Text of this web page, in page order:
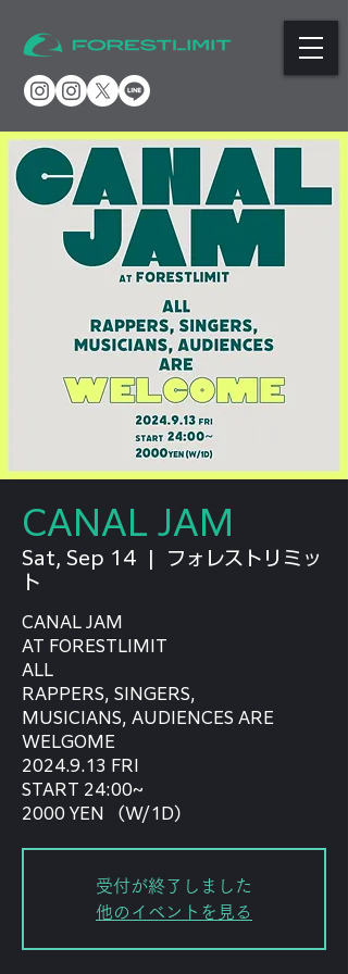
CANAL JAM
Sat, Sep 14
フォレストリミッ
ト
CANAL JAM
AT FORESTLIMIT
ALL
RAPPERS, SINGERS,
MUSICIANS, AUDIENCES ARE
WELGOME
2024.9.13 FRI
START 24:00~
2000 YEN （W/1D）
受付が終了しました
他のイベントを見る